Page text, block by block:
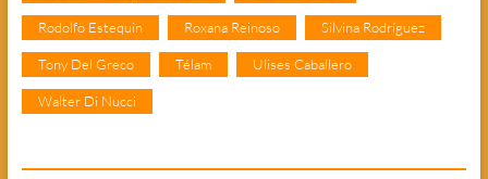
Rodolfo Estequin Roxana Reinoso Silvina Rodríguez
Tony Del Greco Télam Ulises Caballero
Walter Di Nucci